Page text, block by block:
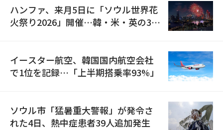
ハンファ、来月5日に「ソウル世界花
火祭り2026」開催…韓・米・英の3カ
イースター航空、韓国国内航空会社
で1位を記録…「上半期搭乗率93%」
ソウル市「猛暑重大警報」が発令さ
れた4日、熱中症患者39人追加発生